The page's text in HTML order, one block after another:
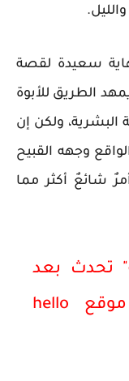
سعيدة لقصة
الطريق للأبوة
البشرية، ولكن إن
وجهه القبيح
شائعٌ أكثر مما
تحدث بعد
الزواج، وفق ما نشره موقع hello